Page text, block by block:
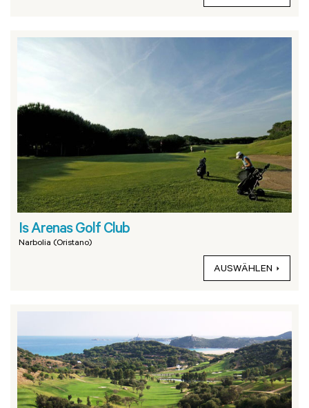
Is Arenas Golf Club
Narbolia (Oristano)
AUSWÄHLEN